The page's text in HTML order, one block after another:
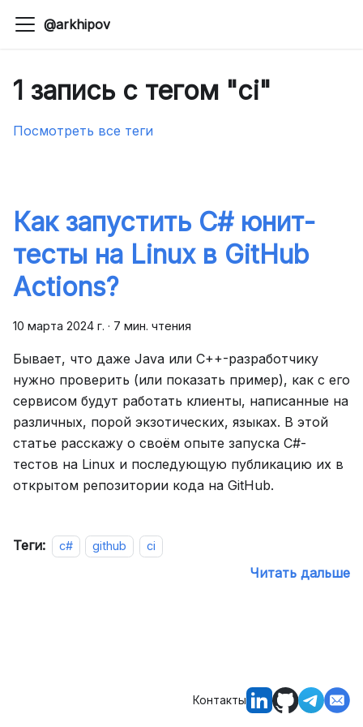
@arkhipov
1 запись с тегом "ci"
Посмотреть все теги
Как запустить C# юнит-
тесты на Linux в GitHub
Actions?
10 марта 2024 г. · 7 мин. чтения
Бывает, что даже Java или C++-разработчику
нужно проверить (или показать пример), как с его
сервисом будут работать клиенты, написанные на
различных, порой экзотических, языках. В этой
статье расскажу о своём опыте запуска C#-
тестов на Linux и последующую публикацию их в
открытом репозитории кода на GitHub.
Теги: c# github ci
Читать дальше
Контакты